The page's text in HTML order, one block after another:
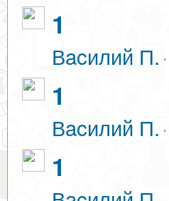
1
Вacилий П.·
1
Вacилий П.·
1